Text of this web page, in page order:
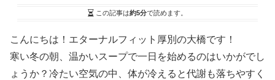
この記事は約5分で読めます。
こんにちは！エターナルフィット厚別の大橋です！
寒い冬の朝、温かいスープで一日を始めるのはいかがでし
ょうか？冷たい空気の中、体が冷えると代謝も落ちやすく